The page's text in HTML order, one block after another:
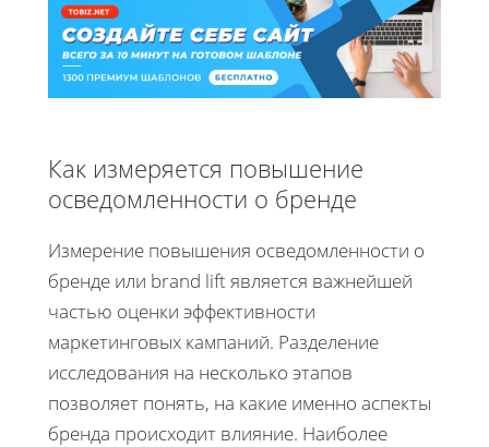
Как измеряется повышение
осведомленности о бренде
Измерение повышения осведомленности о
бренде или brand lift является важнейшей
частью оценки эффективности
маркетинговых кампаний. Разделение
исследования на несколько этапов
позволяет понять, на какие именно аспекты
бренда происходит влияние. Наиболее